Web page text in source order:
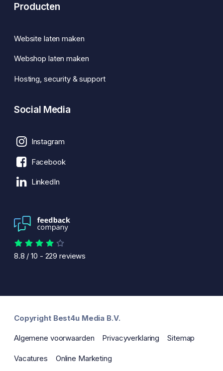
Producten
Website laten maken
Webshop laten maken
Hosting, security & support
Social Media
Instagram
Facebook
LinkedIn
8.8 /10 - 229 reviews
Copyright Best4u Media B.V.
Algemene voorwaarden Privacyverklaring Sitemap
Vacatures Online Marketing